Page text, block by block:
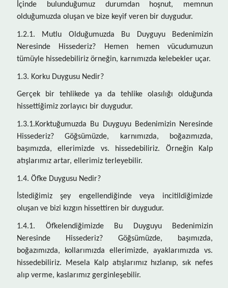
İçinde bulunduğumuz durumdan hoşnut, memnun
olduğumuzda oluşan ve bize keyif veren bir duygudur.
1.2.1. Mutlu Olduğumuzda Bu Duyguyu Bedenimizin
Neresinde Hissederiz? Hemen hemen vücudumuzun
tümüyle hissedebiliriz örneğin, karnımızda kelebekler uçar.
1.3. Korku Duygusu Nedir?
Gerçek bir tehlikede ya da tehlike olasılığı olduğunda
hissettiğimiz zorlayıcı bir duygudur.
1.3.1.Korktuğumuzda Bu Duyguyu Bedenimizin Neresinde
Hissederiz? Göğsümüzde, karnımızda, boğazımızda,
başımızda, ellerimizde vs. hissedebiliriz. Örneğin Kalp
atışlarımız artar, ellerimiz terleyebilir.
1.4. Öfke Duygusu Nedir?
İstediğimiz şey engellendiğinde veya incitildiğimizde
oluşan ve bizi kızgın hissettiren bir duygudur.
1.4.1. Öfkelendiğimizde Bu Duyguyu Bedenimizin
Neresinde Hissederiz? Göğsümüzde, başımızda,
boğazımızda, kollarımızda ellerimizde, ayaklarımızda vs.
hissedebiliriz. Mesela Kalp atışlarımız hızlanıp, sık nefes
alıp verme, kaslarımız gerginleşebilir.